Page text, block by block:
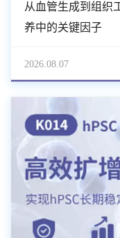
从血管生成到组织
养中的关键因子
2026.08.07